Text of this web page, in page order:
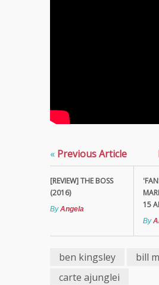
« Previous Article
[REVIEW] THE BOSS
(2016)
ByAngela
15
By
ben kingsley
bill
carte ajunglei